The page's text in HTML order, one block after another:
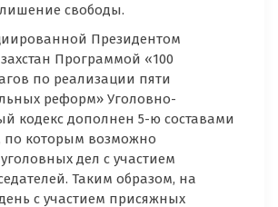
свободы.
Президентом
Программой «100
по реализации пяти
реформ» Уголовно-
кодекс дополнен 5-ю составами
по которым возможно
дел с участием
Таким образом, на
с участием присяжных